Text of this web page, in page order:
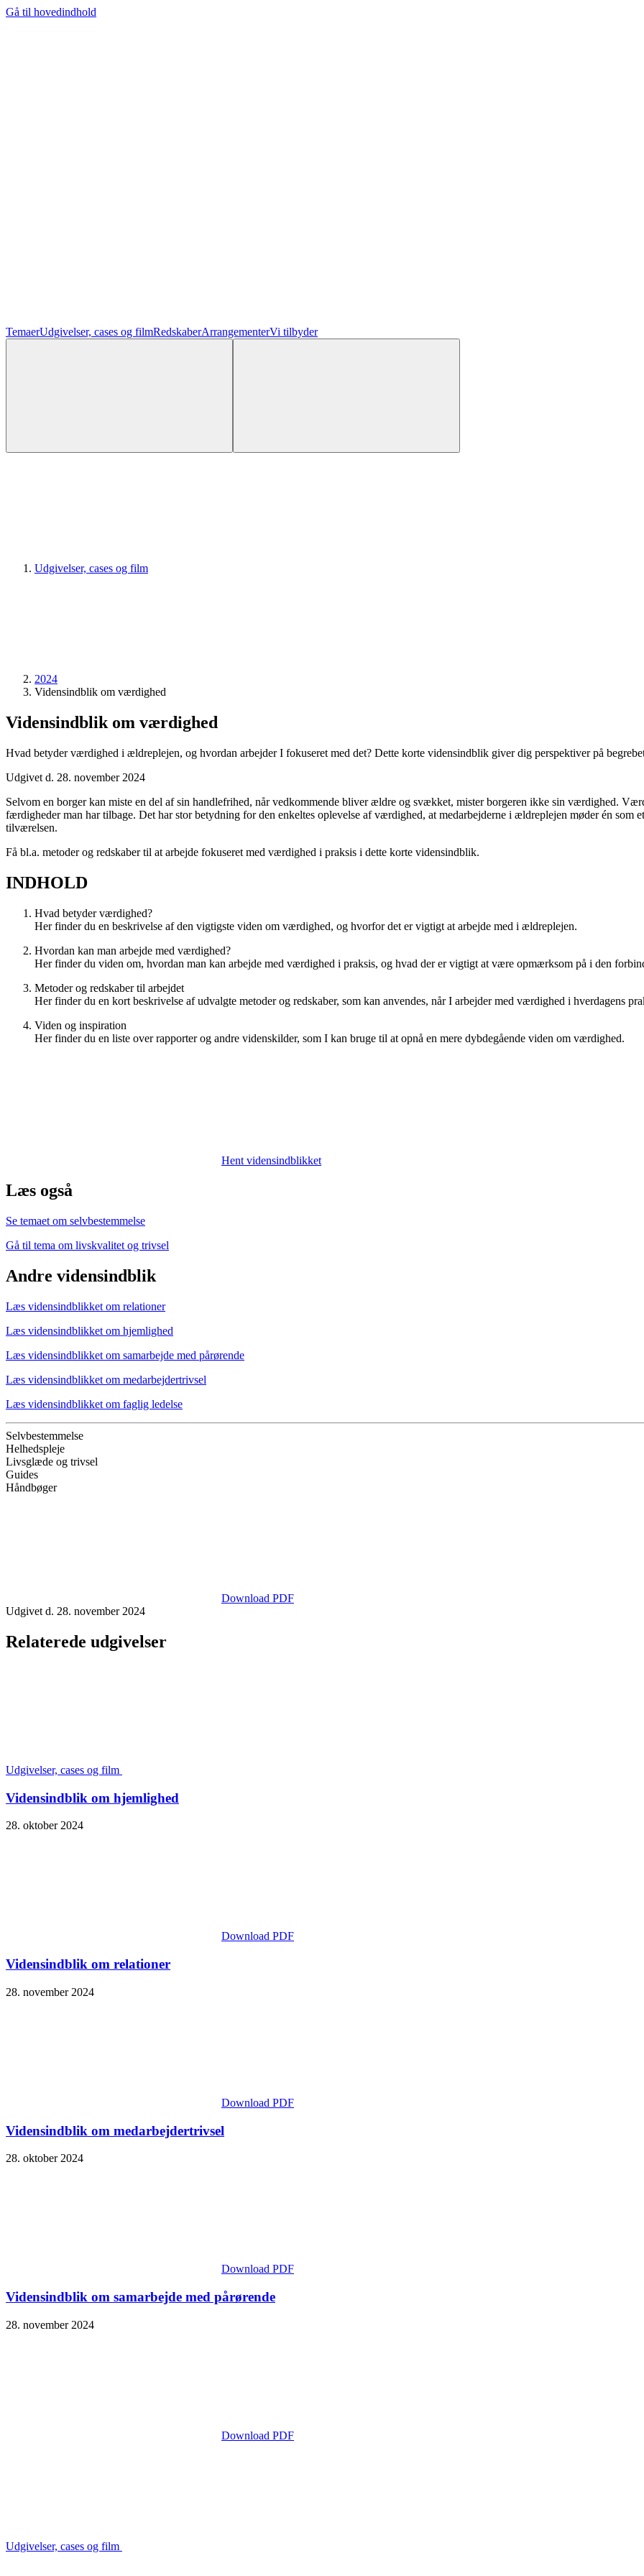
Gå til hovedindhold
TemaerUdgivelser, cases og filmRedskaberArrangementerVi tilbyder
Udgivelser, cases og film
2024
Vidensindblik om værdighed
Vidensindblik om værdighed
Hvad betyder værdighed i ældreplejen, og hvordan arbejder I fokuseret med det? Dette korte vidensindblik giver dig perspektiver på
Udgivet d. 28. november 2024
Selvom en borger kan miste en del af sin handlefrihed, når vedkommende bliver ældre og svækket, mister borgeren ikke sin værdighed.
færdigheder man har tilbage. Det har stor betydning for den enkeltes oplevelse af værdighed, at medarbejderne i ældreplejen møder én som
tilværelsen.
Få bl.a. metoder og redskaber til at arbejde fokuseret med værdighed i praksis i dette korte vidensindblik.
INDHOLD
Hvad betyder værdighed?
Her finder du en beskrivelse af den vigtigste viden om værdighed, og hvorfor det er vigtigt at arbejde med i ældreplejen.
Hvordan kan man arbejde med værdighed?
Her finder du viden om, hvordan man kan arbejde med værdighed i praksis, og hvad der er vigtigt at være opmærksom på i den
Metoder og redskaber til arbejdet
Her finder du en kort beskrivelse af udvalgte metoder og redskaber, som kan anvendes, når I arbejder med værdighed i hverdagens
Viden og inspiration
Her finder du en liste over rapporter og andre videnskilder, som I kan bruge til at opnå en mere dybdegående viden om værdighed.
Hent vidensindblikket
Læs også
Se temaet om selvbestemmelse
Gå til tema om livskvalitet og trivsel
Andre vidensindblik
Læs vidensindblikket om relationer
Læs vidensindblikket om hjemlighed
Læs vidensindblikket om samarbejde med pårørende
Læs vidensindblikket om medarbejdertrivsel
Læs vidensindblikket om faglig ledelse
Selvbestemmelse
Helhedspleje
Livsglæde og trivsel
Guides
Håndbøger
Download PDF
Udgivet d. 28. november 2024
Relaterede udgivelser
Udgivelser, cases og film
Vidensindblik om hjemlighed
28. oktober 2024
Download PDF
Vidensindblik om relationer
28. november 2024
Download PDF
Vidensindblik om medarbejdertrivsel
28. oktober 2024
Download PDF
Vidensindblik om samarbejde med pårørende
28. november 2024
Download PDF
Udgivelser, cases og film